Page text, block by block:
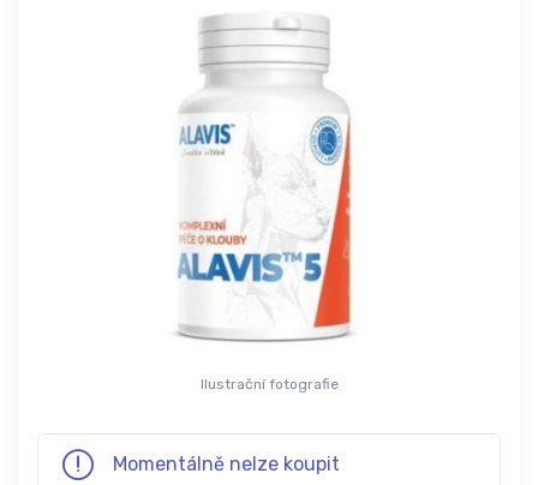
Ilustrační fotografie
Momentálně nelze koupit